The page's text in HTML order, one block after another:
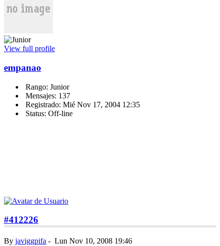
View full profile
empanao
Rango: Junior
Mensajes: 137
Registrado: Mié Nov 17, 2004 12:35
Status: Off-line
#412226
By javiggpifa - Lun Nov 10, 2008 19:46